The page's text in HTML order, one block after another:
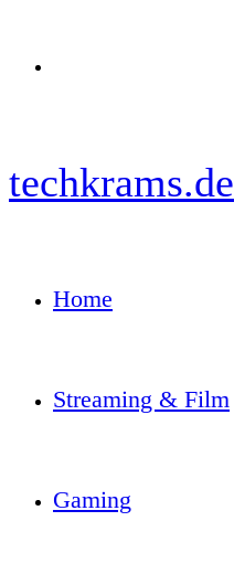
techkrams.de
Home
Streaming & Film
Gaming